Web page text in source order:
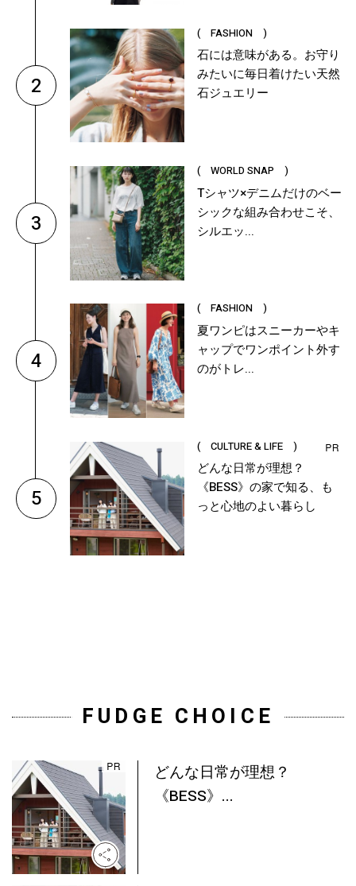
2
( FASHION )
石には意味がある。お守り
みたいに毎日着けたい天然
石ジュエリー
3
( WORLD SNAP )
Tシャツ×デニムだけのベー
シックな組み合わせこそ、
シルエッ...
4
( FASHION )
夏ワンピはスニーカーやキ
ャップでワンポイント外す
のがトレ...
5
( CULTURE & LIFE )
どんな日常が理想？
《BESS》の家で知る、も
っと心地のよい暮らし
FUDGE CHOICE
どんな日常が理想？
《BESS》...